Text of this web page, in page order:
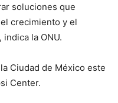
soluciones que
crecimiento y el
la ONU.
Ciudad de México este
Center.